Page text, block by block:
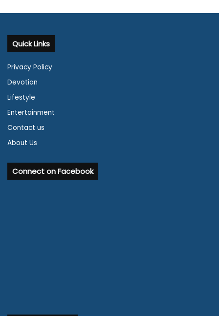
Quick Links
Privacy Policy
Devotion
Lifestyle
Entertainment
Contact us
About Us
Connect on Facebook